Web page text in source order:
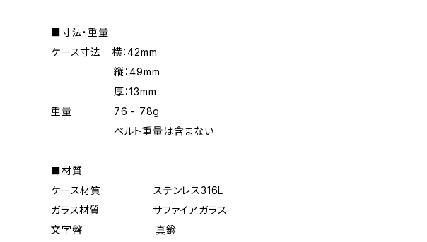
■寸法・重量
ケース寸法 横：42mm
縦：49mm
厚：13mm
重量 76 - 78g
ベルト重量は含まない
■材質
ケース材質 ステンレス316L
ガラス材質 サファイアガラス
文字盤 真鍮